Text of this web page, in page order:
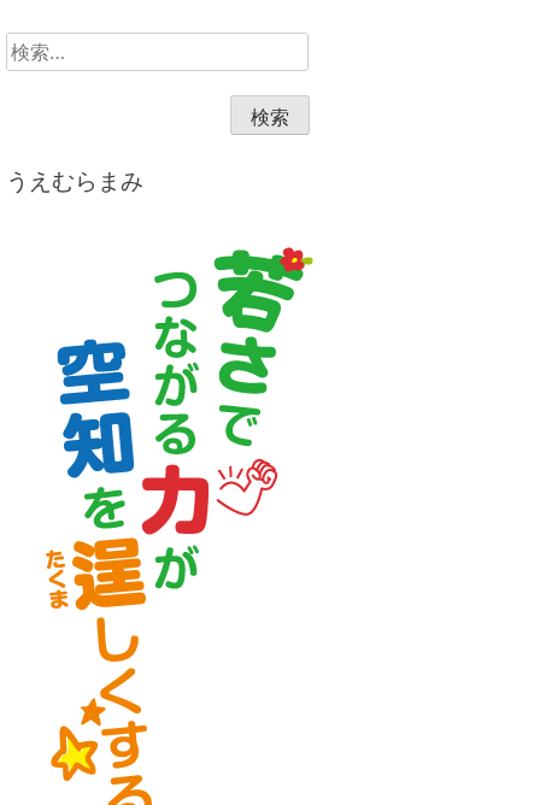
検
索:
うえむらまみ